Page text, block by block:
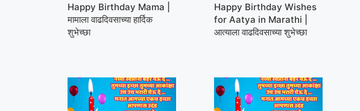
Happy Birthday Mama |
मामाला वाढदिवसाच्या हार्दिक
शुभेच्छा
Happy Birthday Wishes
for Aatya in Marathi |
आत्याला वाढदिवसाच्या शुभेच्छा